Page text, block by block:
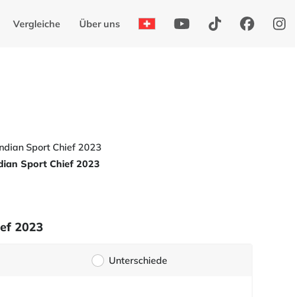
Vergleiche Über uns
Sport Chief 2023
2023
Unterschiede